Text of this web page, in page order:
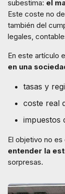
subestima: el
Este coste no
también del
legales,
En este artículo
en una
tasas y
coste real
impuestos
El objetivo no
entender la
sorpresas.